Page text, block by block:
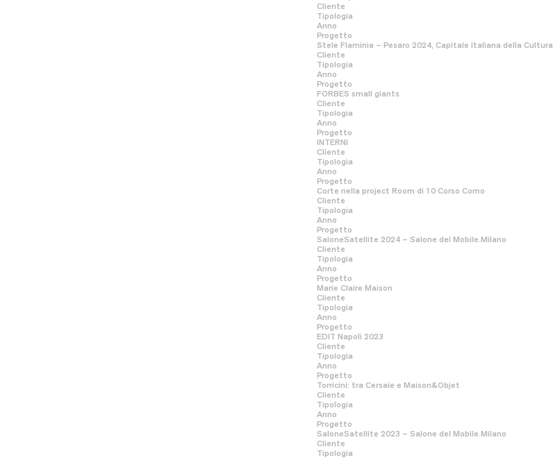
Cliente
Tipologia
Anno
Progetto
Stele Flaminia – Pesaro 2024, Capitale Italiana della Cultura
Cliente
Tipologia
Anno
Progetto
FORBES small giants
Cliente
Tipologia
Anno
Progetto
INTERNI
Cliente
Tipologia
Anno
Progetto
Corte nella project Room di 10 Corso Como
Cliente
Tipologia
Anno
Progetto
SaloneSatellite 2024 – Salone del Mobile.Milano
Cliente
Tipologia
Anno
Progetto
Marie Claire Maison
Cliente
Tipologia
Anno
Progetto
EDIT Napoli 2023
Cliente
Tipologia
Anno
Progetto
Torricini: tra Cersaie e Maison&Objet
Cliente
Tipologia
Anno
Progetto
SaloneSatellite 2023 – Salone del Mobile.Milano
Cliente
Tipologia